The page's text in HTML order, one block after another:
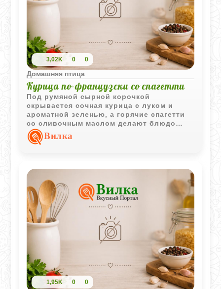
3,02K 0 0
Домашняя птица
Курица по-французски со спагетти
Под румяной сырной корочкой
скрывается сочная курица с луком и
ароматной зеленью, а горячие спагетти
со сливочным маслом делают блюдо
особенно уютным. Такой вариант
"курицы по-французски" отлично
домашнему вкусного.
Вилка
1,95K 0 0